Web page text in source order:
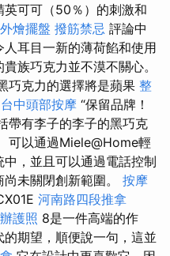
可可（50％）的刺激和
外燴擺盤 撥筋禁忌 評論中
耳目一新的薄荷餡和使用
族巧克力並不漠不關心。
巧克力的選擇將是蘋果 整
台中頭部按摩 “保留品牌！
帶有李子的李子的黑巧克
可以通過Miele@Home輕
，並且可以通過電話控制
未關閉創新範圍。 按摩
河南路四段推拿
護照 8是一件高端的作
期望，順便說一句，這並